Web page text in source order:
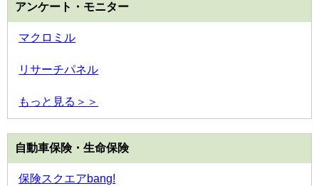
アンケート・モニター
マクロミル
リサーチパネル
もっと見る＞＞
自動車保険・生命保険
保険スクエアbang!